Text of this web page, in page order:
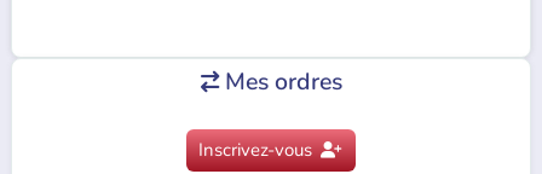
Mes ordres
Inscrivez-vous